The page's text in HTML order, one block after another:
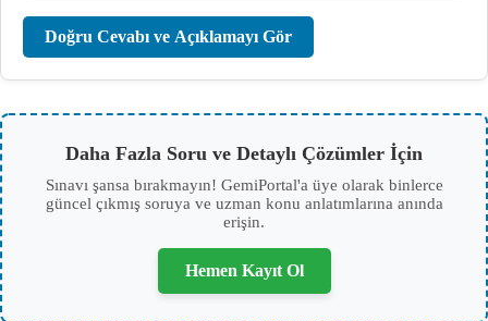
Doğru Cevabı ve Açıklamayı Gör
Daha Fazla Soru ve Detaylı Çözümler İçin
Sınavı şansa bırakmayın! GemiPortal'a üye olarak binlerce
güncel çıkmış soruya ve uzman konu anlatımlarına anında
erişin.
Hemen Kayıt Ol